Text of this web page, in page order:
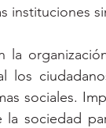
instituciones
la
los
sociales.
la sociedad